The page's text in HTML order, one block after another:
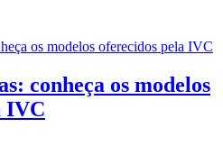
conheça os modelos
IVC